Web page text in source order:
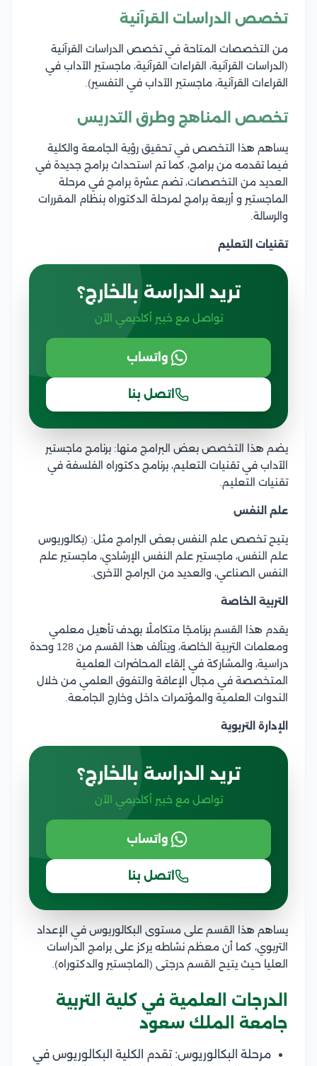
تخصص الدراسات القرآنية
من التخصصات المتاحة في تخصص الدراسات القرآنية
(الدراسات القرآنية، القراءات القرآنية، ماجستير الآداب في
القراءات القرآنية، ماجستير الآداب في التفسير).
تخصص المناهج وطرق التدريس
يساهم هذا التخصص في تحقيق رؤية الجامعة والكلية
فيما تقدمه من برامج، كما تم استحداث برامج جديدة في
العديد من التخصصات، تضم عشرة برامج في مرحلة
الماجستير و أربعة برامج لمرحلة الدكتوراه بنظام المقررات
والرسالة.
تقنيات التعليم
تريد الدراسة بالخارج؟
تواصل مع خبير أكاديمي الآن
واتساب
اتصل بنا
يضم هذا التخصص بعض البرامج منها: برنامج ماجستير
الآداب في تقنيات التعليم، برنامج دكتوراه الفلسفة في
تقنيات التعليم.
علم النفس
يتيح تخصص علم النفس بعض البرامج مثل: (بكالوريوس
علم النفس، ماجستير علم النفس الإرشادي، ماجستير علم
النفس الصناعي، والعديد من البرامج الآخرى.
التربية الخاصة
يقدم هذا القسم برنامجًا متكاملًا بهدف تأهيل معلمي
ومعلمات التربية الخاصة، ويتألف هذا القسم من 128 وحدة
دراسية، والمشاركة في إلقاء المحاضرات العلمية
المتخصصة في مجال الإعاقة والتفوق العلمي من خلال
الندوات العلمية والمؤتمرات داخل وخارج الجامعة.
الإدارة التربوية
تريد الدراسة بالخارج؟
تواصل مع خبير أكاديمي الآن
واتساب
اتصل بنا
يساهم هذا القسم على مستوى البكالوريوس في الإعداد
التربوي، كما أن معظم نشاطه يركز على برامج الدراسات
العليا حيث يتيح القسم درجتى (الماجستير والدكتوراه).
الدرجات العلمية في كلية التربية
جامعة الملك سعود
مرحلة البكالوريوس: تقدم الكلية البكالوريوس في